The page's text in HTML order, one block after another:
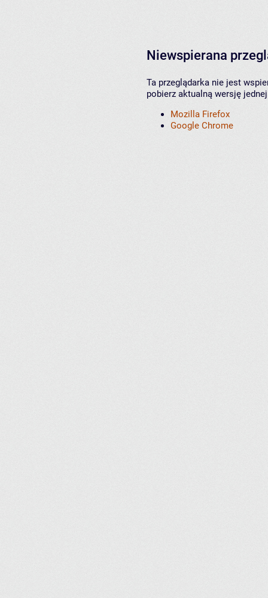
Niewspierana
Ta przeglądarka nie jest
pobierz aktualną wersję
Mozilla Firefox
Google Chrome